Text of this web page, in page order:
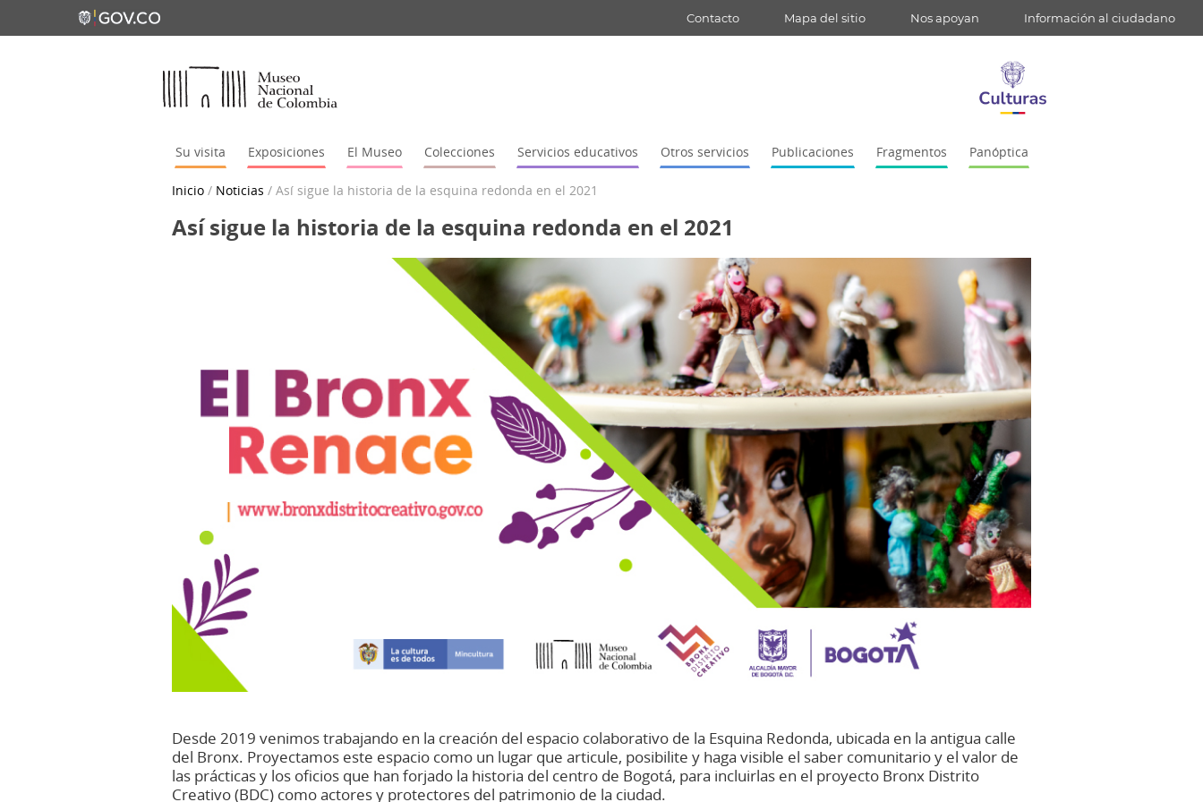
Contacto Mapa del sitio Nos apoyan Información al ciudadano
Su visita Exposiciones El Museo Colecciones Servicios educativos Otros servicios Publicaciones Fragmentos Panóptica
Inicio / Noticias / Así sigue la historia de la esquina redonda en el 2021
Así sigue la historia de la esquina redonda en el 2021
Desde 2019 venimos trabajando en la creación del espacio colaborativo de la Esquina Redonda, ubicada en la antigua calle
del Bronx. Proyectamos este espacio como un lugar que articule, posibilite y haga visible el saber comunitario y el valor de
las prácticas y los oficios que han forjado la historia del centro de Bogotá, para incluirlas en el proyecto Bronx Distrito
Creativo (BDC) como actores y protectores del patrimonio de la ciudad.